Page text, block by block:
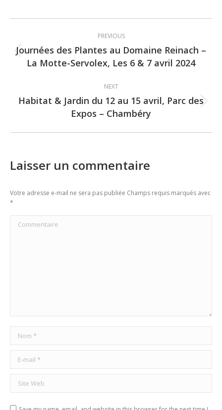
navigation
PREVIOUS
Previous
post:
Journées des Plantes au Domaine Reinach –
La Motte-Servolex, Les 6 & 7 avril 2024
NEXT
Next
post:
Habitat & Jardin du 12 au 15 avril, Parc des
Expos – Chambéry
Laisser un commentaire
Votre adresse e-mail ne sera pas publiée Champs requis marqués avec
*
Commentaire
Nom *
E-mail *
Site Web